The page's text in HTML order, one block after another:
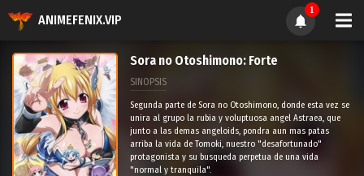
ANIMEFENIX.VIP
1
Sora no Otoshimono: Forte
SINOPSIS
Segunda parte de Sora no Otoshimono, donde esta vez se
unira al grupo la rubia y voluptuosa angel Astraea, que
junto a las demas angeloids, pondra aun mas patas
arriba la vida de Tomoki, nuestro "desafortunado"
protagonista y su busqueda perpetua de una vida
"normal y tranquila".